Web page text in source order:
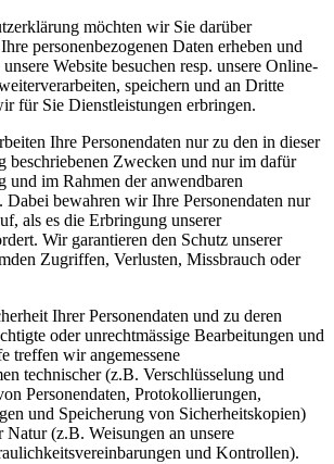
möchten wir Sie darüber
personenbezogenen Daten erheben und
Website besuchen resp. unsere Online-
speichern und an Dritte
für Sie Dienstleistungen erbringen.
Ihre Personendaten nur zu den in dieser
beschriebenen Zwecken und nur im dafür
und im Rahmen der anwendbaren
Dabei bewahren wir Ihre Personendaten nur
als es die Erbringung unserer
Wir garantieren den Schutz unserer
Zugriffen, Verlusten, Missbrauch oder
Ihrer Personendaten und zu deren
oder unrechtmässige Bearbeitungen und
treffen wir angemessene
technischer (z.B. Verschlüsselung und
Personendaten, Protokollierungen,
und Speicherung von Sicherheitskopien)
Natur (z.B. Weisungen an unsere
und Kontrollen).